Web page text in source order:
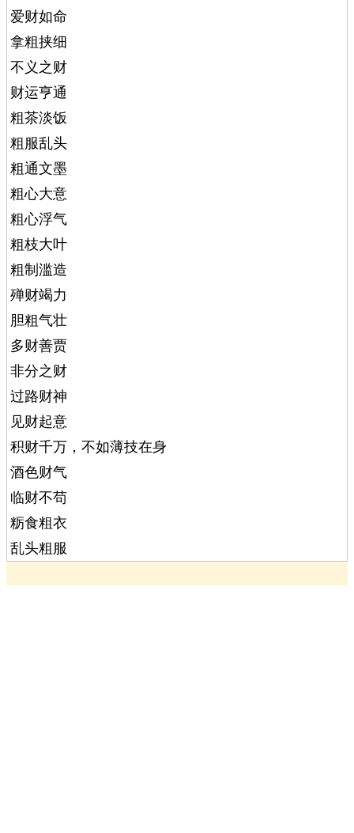
爱财如命
拿粗挟细
不义之财
财运亨通
粗茶淡饭
粗服乱头
粗通文墨
粗心大意
粗心浮气
粗枝大叶
粗制滥造
殚财竭力
胆粗气壮
多财善贾
非分之财
过路财神
见财起意
积财千万，不如薄技在身
酒色财气
临财不苟
粝食粗衣
乱头粗服